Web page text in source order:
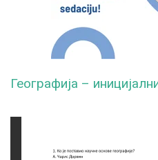
Географија –